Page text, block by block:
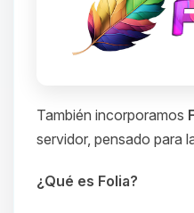
También incorporamos
servidor, pensado para
¿Qué es Folia?